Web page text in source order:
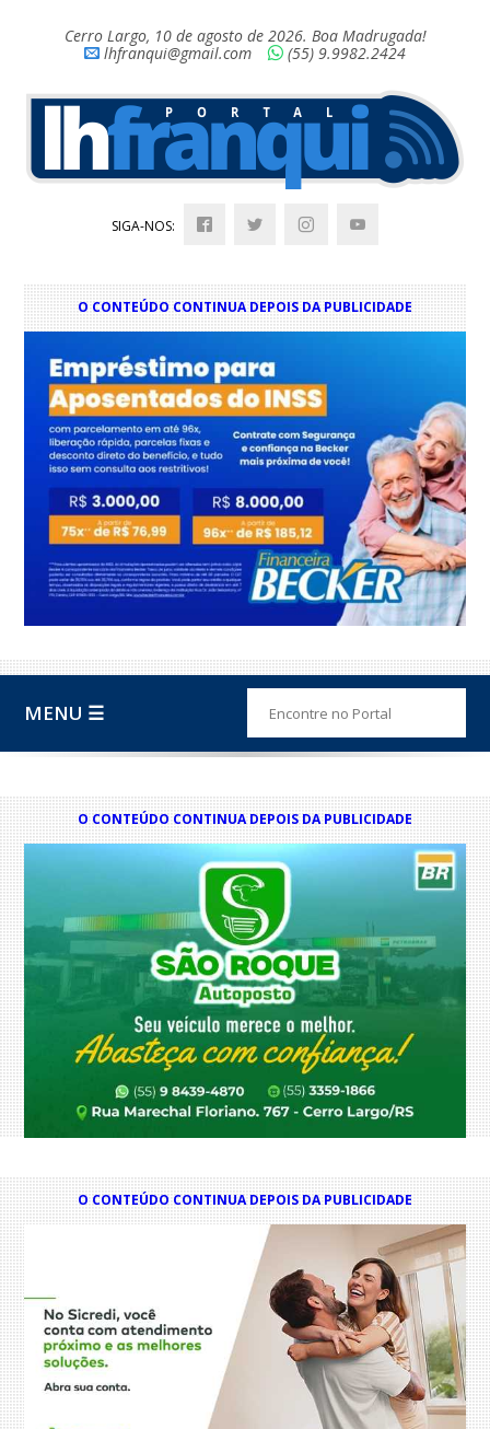
Cerro Largo, 10 de agosto de 2026. Boa Madrugada!
lhfranqui@gmail.com
(55) 9.9982.2424
SIGA-NOS:
O CONTEÚDO CONTINUA DEPOIS DA PUBLICIDADE
MENU ☰
O CONTEÚDO CONTINUA DEPOIS DA PUBLICIDADE
O CONTEÚDO CONTINUA DEPOIS DA PUBLICIDADE